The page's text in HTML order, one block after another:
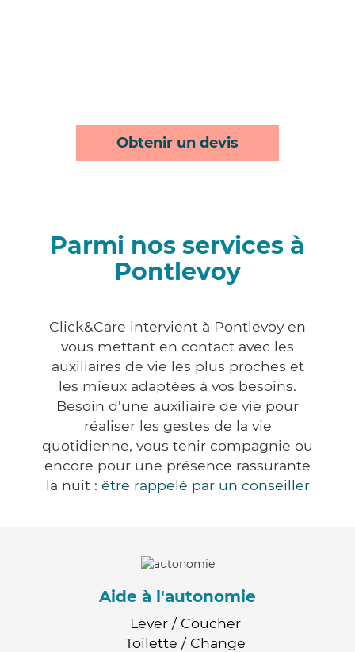
Obtenir un devis
Parmi nos services à
Pontlevoy
Click&Care intervient à Pontlevoy en
vous mettant en contact avec les
auxiliaires de vie les plus proches et
les mieux adaptées à vos besoins.
Besoin d'une auxiliaire de vie pour
réaliser les gestes de la vie
quotidienne, vous tenir compagnie ou
encore pour une présence rassurante
la nuit : être rappelé par un conseiller
Aide à l'autonomie
Lever / Coucher
Toilette / Change